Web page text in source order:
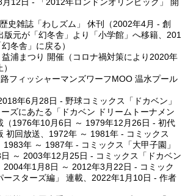
史雑誌「わしズム」 休刊（2002年4月 - 創
元が「幻冬舎」より「小学館」へ移籍、201
冬舎」に戻る）
浦まつり 開催（コロナ禍対策により2020年
フィッシャーマンズワーフMOO 温水プール
年6月28日 - 野球コミックス「ドカベン」
ズにあたる「ドカベン ドリームトーナメン
（1976年10月6日 ～ 1979年12月26日 - 初代
初回放送、1972年 ～ 1981年 - コミックス
1983年 ～ 1987年 - コミックス「大甲子園」
～ 2003年12月25日 - コミックス「ドカベン
2004年1月8日 ～ 2012年3月22日 - コミック
ースターズ編」 連載、2022年1月10日 - 作者